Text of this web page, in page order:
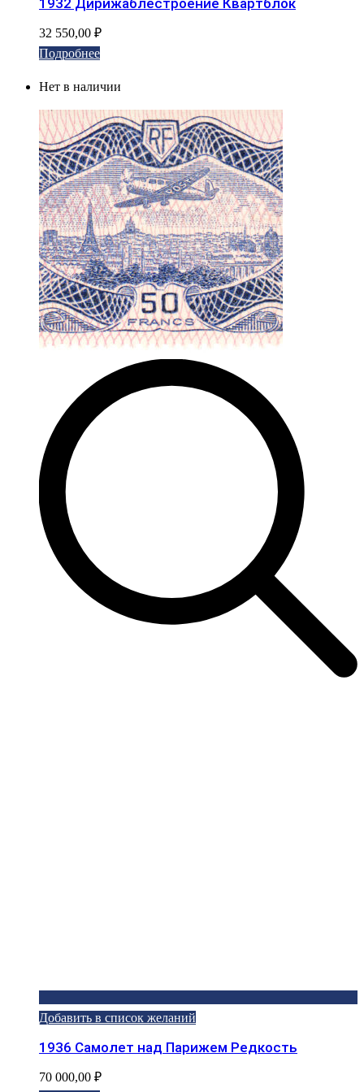
32 550,00 ₽
Подробнее
Нет в наличии
Добавить в список желаний
1936 Самолет над Парижем Редкость
70 000,00 ₽